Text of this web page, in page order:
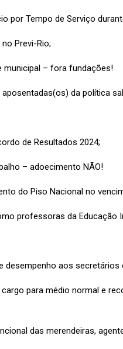
por Tempo de Serviço
Previ-Rio;
municipal – fora fundações!
da política
de Resultados 2024;
– adoecimento NÃO!
do Piso Nacional no
professoras da Educação
desempenho aos
para médio normal e
das merendeiras,